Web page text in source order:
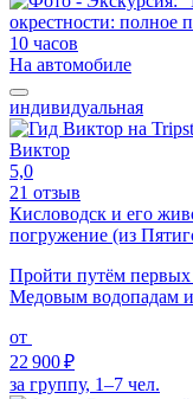
10 часов
На автомобиле
индивидуальная
Виктор
5,0
21 отзыв
Кисловодск и его
погружение (из
Пройти путём первых
Медовым водопадам
от
22 900 ₽
за группу, 1–7 чел.